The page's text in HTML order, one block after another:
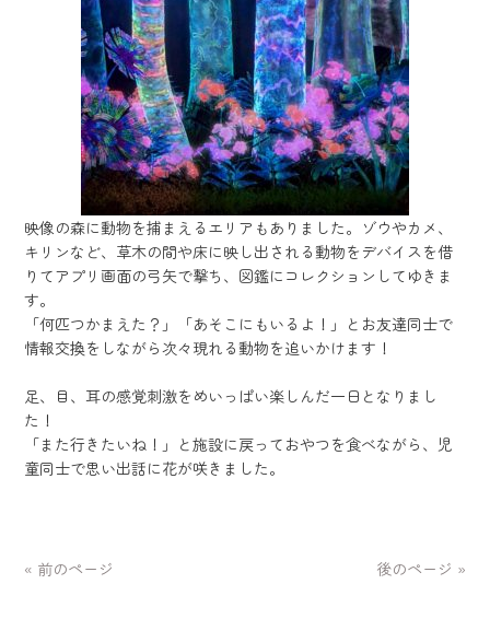
映像の森に動物を捕まえるエリアもありました。ゾウやカメ、
キリンなど、草木の間や床に映し出される動物をデバイスを借
りてアプリ画面の弓矢で撃ち、図鑑にコレクションしてゆきま
す。
「何匹つかまえた？」「あそこにもいるよ！」とお友達同士で
情報交換をしながら次々現れる動物を追いかけます！
足、目、耳の感覚刺激をめいっぱい楽しんだ一日となりまし
た！
「また行きたいね！」と施設に戻っておやつを食べながら、児
童同士で思い出話に花が咲きました。
« 前のページ 後のページ »